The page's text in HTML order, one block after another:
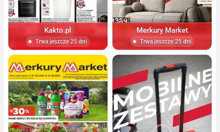
Kakto.pl
Trwa jeszcze 25 dni
Merkury Market
Trwa jeszcze 25 dni